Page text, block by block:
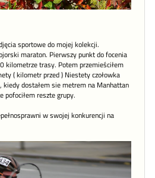
sportowe do mojej kolekcji.
maraton. Pierwszy punkt do focenia
kilometrze trasy. Potem przemieściłem
( kilometr przed ) Niestety czołowka
kiedy dostałem sie metrem na Manhattan
pofociłem reszte grupy.
w swojej konkurencji na